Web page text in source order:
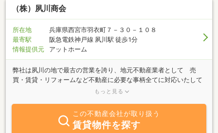
（株）夙川商会
所在地
兵庫県西宮市羽衣町７－３０－１０８
最寄駅
阪急電鉄神戸線 夙川駅 徒歩1分
情報提供元
アットホーム
弊社は夙川の地で最古の営業を誇り、地元不動産業者として 売
買・賃貸・リフォームなど不動産に必要な事柄全てに対応いたして
おります。この様なときにご相談ください。１．売られる方・不動
産の紹介から融資（住宅ローン）のご紹介業務提携で三井住友銀
行・三菱東京ＵＦＪ銀行・池田泉州銀行３．急な転勤、今の住まい
をどうしよう？４．貸したい方・今のお住まいをどの様にしたら貸
もっと見る
この不動産会社が取り扱う
賃貸物件を探す